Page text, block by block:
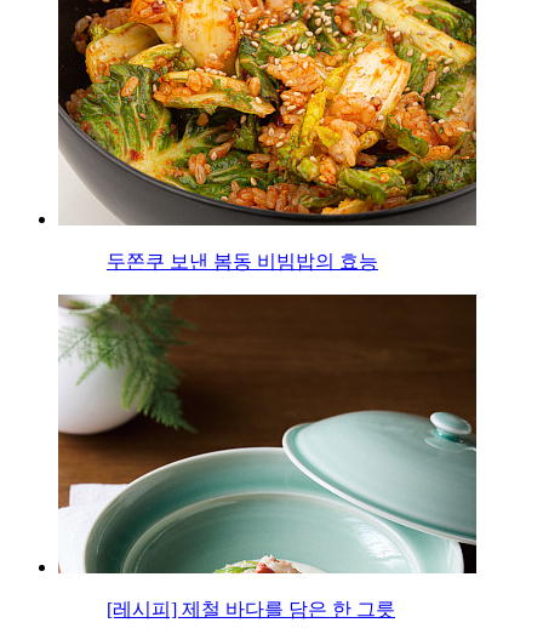
두쫀쿠 보낸 봄동 비빔밥의 효능
[레시피] 제철 바다를 담은 한 그릇